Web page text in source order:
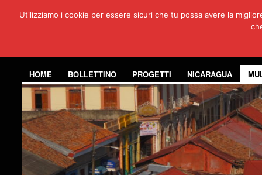
HOME BOLLETTINO PROGETTI NICARAGUA
Utilizziamo i cookie per essere sicuri che tu possa avere la